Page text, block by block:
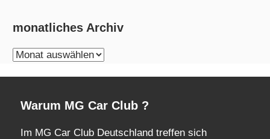
monatliches Archiv
monatliches
Warum MG Car Club ?
Im MG Car Club Deutschland treffen sich